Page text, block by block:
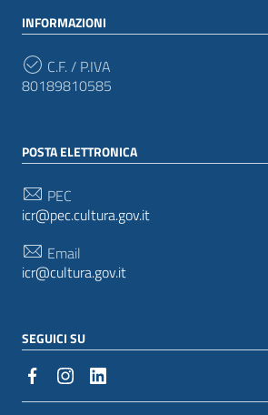
INFORMAZIONI
C.F. / P.IVA
80189810585
POSTA ELETTRONICA
PEC
icr@pec.cultura.gov.it
Email
icr@cultura.gov.it
SEGUICI SU